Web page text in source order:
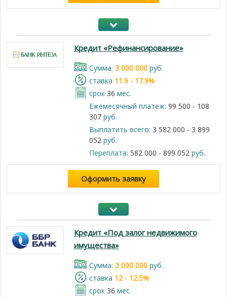
Кредит «Рефинансирование»
Cумма: 3 000 000руб.
cтавка 11.9 - 17.9%
срок 36 мес.
Ежемесячный платеж: 99 500 - 108
307руб.
Выплатить всего: 3 582 000 - 3 899
052руб.
Переплата: 582 000 - 899 052руб.
Оформить заявку
Кредит «Под залог недвижимого
имущества»
Cумма: 3 000 000руб.
cтавка 12 - 12.5%
срок 36 мес.